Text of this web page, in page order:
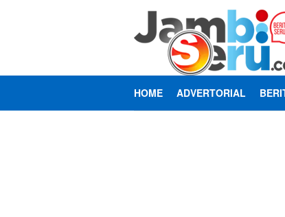
HOME ADVERTORIAL